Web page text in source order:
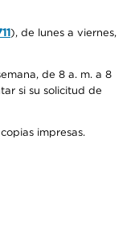
), de lunes a viernes,
de 8 a. m. a 8
si su solicitud de
impresas.